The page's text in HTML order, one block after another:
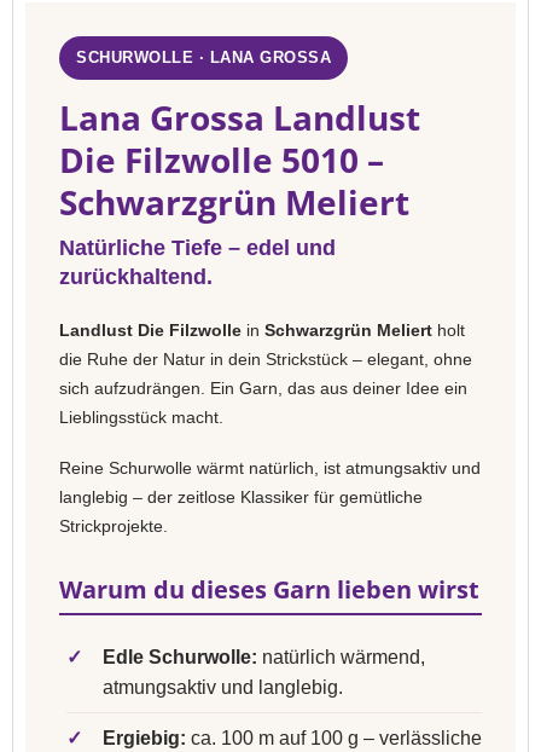
SCHURWOLLE · LANA GROSSA
Lana Grossa Landlust
Die Filzwolle 5010 –
Schwarzgrün Meliert
Natürliche Tiefe – edel und
zurückhaltend.
Landlust Die Filzwolle in Schwarzgrün Meliert holt
die Ruhe der Natur in dein Strickstück – elegant, ohne
sich aufzudrängen. Ein Garn, das aus deiner Idee ein
Lieblingsstück macht.
Reine Schurwolle wärmt natürlich, ist atmungsaktiv und
langlebig – der zeitlose Klassiker für gemütliche
Strickprojekte.
Warum du dieses Garn lieben wirst
✓ Edle Schurwolle: natürlich wärmend,
atmungsaktiv und langlebig.
✓ Ergiebig: ca. 100 m auf 100 g – verlässliche